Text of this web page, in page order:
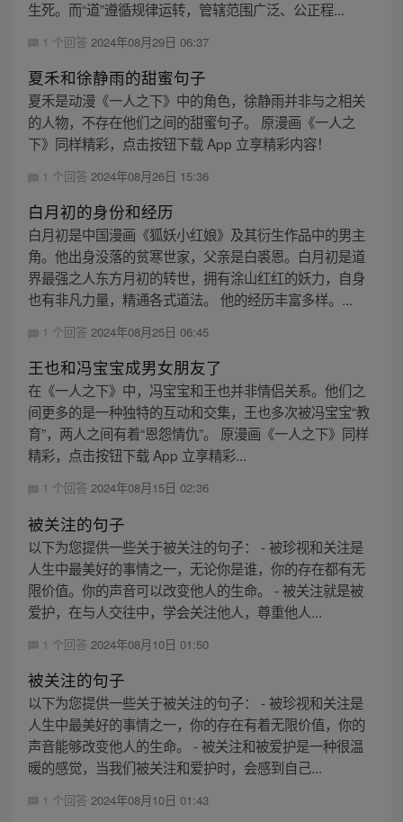
生死。而“道”遵循规律运转，管辖范围广泛、公正程...
1 个回答 2024年08月29日 06:37
夏禾和徐静雨的甜蜜句子
夏禾是动漫《一人之下》中的角色，徐静雨并非与之相关
的人物，不存在他们之间的甜蜜句子。 原漫画《一人之
下》同样精彩，点击按钮下载 App 立享精彩内容！
1 个回答 2024年08月26日 15:36
白月初的身份和经历
白月初是中国漫画《狐妖小红娘》及其衍生作品中的男主
角。他出身没落的贫寒世家，父亲是白裘恩。白月初是道
界最强之人东方月初的转世，拥有涂山红红的妖力，自身
也有非凡力量，精通各式道法。 他的经历丰富多样。...
1 个回答 2024年08月25日 06:45
王也和冯宝宝成男女朋友了
在《一人之下》中，冯宝宝和王也并非情侣关系。他们之
间更多的是一种独特的互动和交集，王也多次被冯宝宝“教
育”，两人之间有着“恩怨情仇”。 原漫画《一人之下》同样
精彩，点击按钮下载 App 立享精彩...
1 个回答 2024年08月15日 02:36
被关注的句子
以下为您提供一些关于被关注的句子： - 被珍视和关注是
人生中最美好的事情之一，无论你是谁，你的存在都有无
限价值。你的声音可以改变他人的生命。 - 被关注就是被
爱护，在与人交往中，学会关注他人，尊重他人...
1 个回答 2024年08月10日 01:50
被关注的句子
以下为您提供一些关于被关注的句子： - 被珍视和关注是
人生中最美好的事情之一，你的存在有着无限价值，你的
声音能够改变他人的生命。 - 被关注和被爱护是一种很温
暖的感觉，当我们被关注和爱护时，会感到自己...
1 个回答 2024年08月10日 01:43